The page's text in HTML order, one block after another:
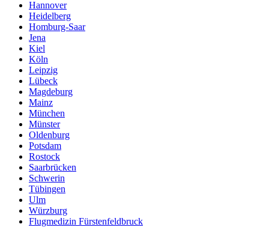
Hannover
Heidelberg
Homburg-Saar
Jena
Kiel
Köln
Leipzig
Lübeck
Magdeburg
Mainz
München
Münster
Oldenburg
Potsdam
Rostock
Saarbrücken
Schwerin
Tübingen
Ulm
Würzburg
Flugmedizin Fürstenfeldbruck